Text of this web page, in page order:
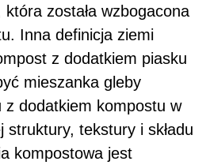
została wzbogacona
Inna definicja ziemi
z dodatkiem piasku
mieszanka gleby
z dodatkiem kompostu w
struktury, tekstury i składu
kompostowa jest